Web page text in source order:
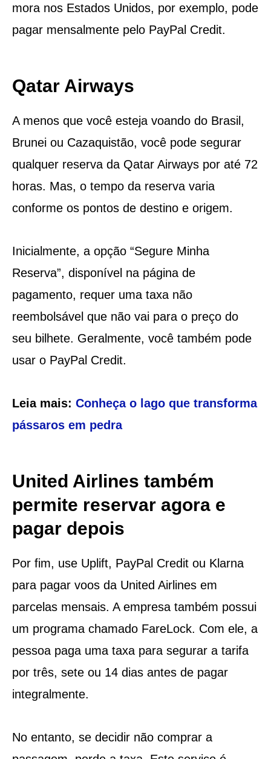
mora nos Estados Unidos, por exemplo, pode
pagar mensalmente pelo PayPal Credit.
Qatar Airways
A menos que você esteja voando do Brasil,
Brunei ou Cazaquistão, você pode segurar
qualquer reserva da Qatar Airways por até 72
horas. Mas, o tempo da reserva varia
conforme os pontos de destino e origem.
Inicialmente, a opção “Segure Minha
Reserva”, disponível na página de
pagamento, requer uma taxa não
reembolsável que não vai para o preço do
seu bilhete. Geralmente, você também pode
usar o PayPal Credit.
Leia mais: Conheça o lago que transforma
pássaros em pedra
United Airlines também
permite reservar agora e
pagar depois
Por fim, use Uplift, PayPal Credit ou Klarna
para pagar voos da United Airlines em
parcelas mensais. A empresa também possui
um programa chamado FareLock. Com ele, a
pessoa paga uma taxa para segurar a tarifa
por três, sete ou 14 dias antes de pagar
integralmente.
No entanto, se decidir não comprar a